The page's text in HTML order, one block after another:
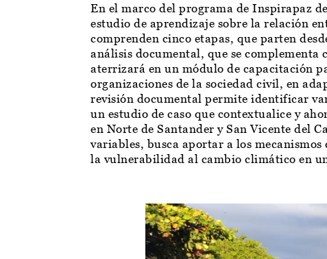
En el marco del programa de Inspirapaz de
estudio de aprendizaje sobre la relación
comprenden cinco etapas, que parten
análisis documental, que se
aterrizará en un módulo de capacitación
organizaciones de la sociedad civil, en
revisión documental permite identificar
un estudio de caso que contextualice y
en Norte de Santander y San Vicente del
variables, busca aportar a los
la vulnerabilidad al cambio climático en